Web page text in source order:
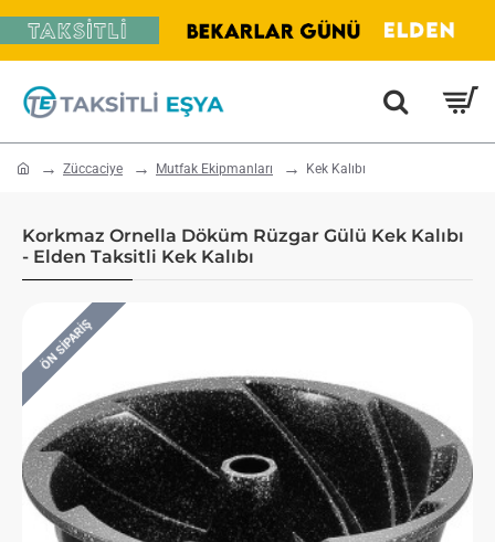
home Züccaciye Mutfak Ekipmanları Kek Kalıbı
Korkmaz Ornella Döküm Rüzgar Gülü Kek Kalıbı
- Elden Taksitli Kek Kalıbı
ÖN SIPARIŞ